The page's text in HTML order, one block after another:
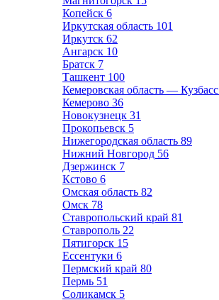
Копейск 6
Иркутская область 101
Иркутск 62
Ангарск 10
Братск 7
Ташкент 100
Кемеровская область — Кузбасс
Кемерово 36
Новокузнецк 31
Прокопьевск 5
Нижегородская область 89
Нижний Новгород 56
Дзержинск 7
Кстово 6
Омская область 82
Омск 78
Ставропольский край 81
Ставрополь 22
Пятигорск 15
Ессентуки 6
Пермский край 80
Пермь 51
Соликамск 5